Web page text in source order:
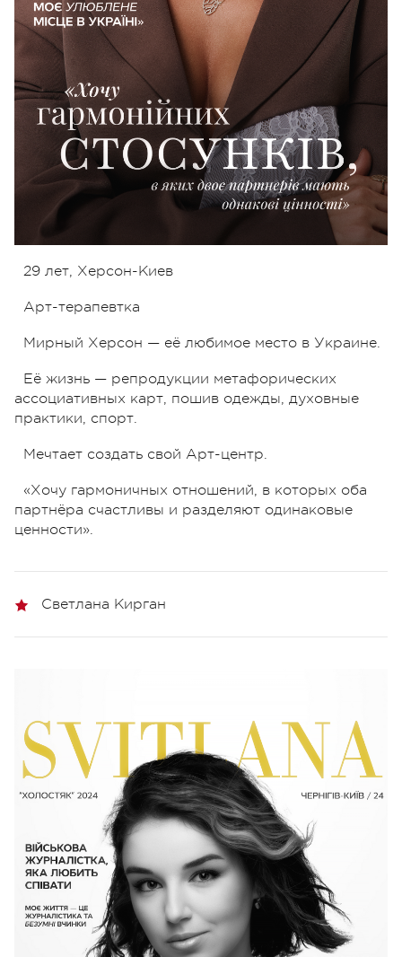
29 лет, Херсон-Киев
Арт-терапевтка
Мирный Херсон — её любимое место в Украине.
Её жизнь — репродукции метафорических
ассоциативных карт, пошив одежды, духовные
практики, спорт.
Мечтает создать свой Арт-центр.
«Хочу гармоничных отношений, в которых оба
партнёра счастливы и разделяют одинаковые
ценности».
Светлана Кирган